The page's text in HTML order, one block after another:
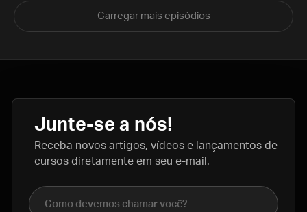
Carregar mais episódios
Junte-se a nós!
Receba novos artigos, vídeos e lançamentos de
cursos diretamente em seu e-mail.
Nome completo